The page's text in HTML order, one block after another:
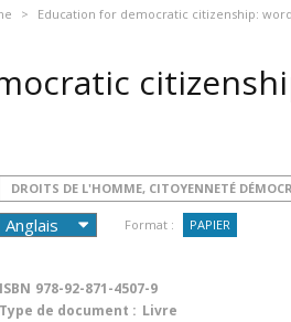
Education for democratic citizenship:
DROITS DE L'HOMME, CITOYENNETÉ
Format : PAPIER
ISBN 978-92-871-4507-9
Type de document : Livre